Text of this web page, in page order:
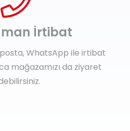
İrtibat
WhatsApp ile irtibat
mağazamızı da ziyaret